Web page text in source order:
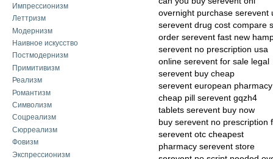
Импрессионизм
Леттризм
Модернизм
Наивное искусство
Постмодернизм
Примитивизм
Реализм
Романтизм
Символизм
Соцреализм
Сюрреализм
Фовизм
Экспрессионизм
overnight purchase serevent
serevent drug cost compare
order serevent fast new
serevent no prescription usa
online serevent for sale legal
serevent buy cheap
serevent european pharmacy
cheap pill serevent gqzh4
tablets serevent buy now
buy serevent no prescription
serevent otc cheapest
pharmacy serevent store